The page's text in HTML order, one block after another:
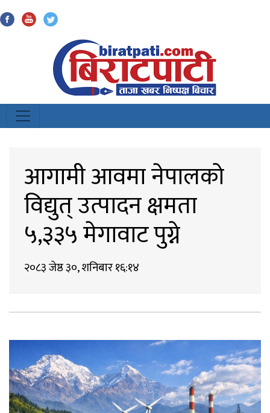
आगामी आवमा नेपालको
विद्युत् उत्पादन क्षमता
५,३३५ मेगावाट पुग्ने
२०८३ जेष्ठ ३०, शनिबार १६:१४